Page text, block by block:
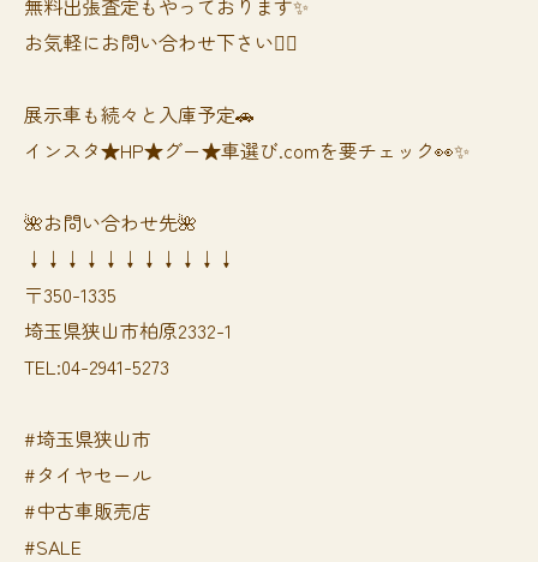
無料出張査定もやっております✨
お気軽にお問い合わせ下さい🙆‍♀️
展示車も続々と入庫予定🚗
インスタ★HP★グー★車選び.comを要チェック👀✨
🌺お問い合わせ先🌺
↓↓↓↓↓↓↓↓↓↓↓
〒350-1335
埼玉県狭山市柏原2332-1
TEL:04-2941-5273
#埼玉県狭山市
#タイヤセール
#中古車販売店
#SALE